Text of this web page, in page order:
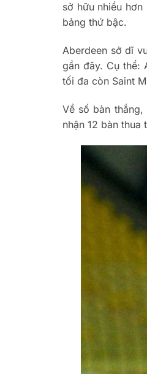
sở hữu nhiều
bảng thứ bậc.
Aberdeen sở dĩ
gần đây. Cụ thể:
tối đa còn Saint
Về số bàn
nhận 12 bàn